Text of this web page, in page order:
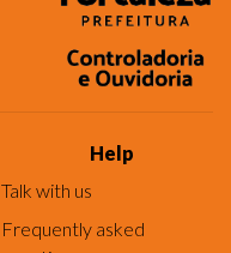
Help
Talk with us
Frequently asked